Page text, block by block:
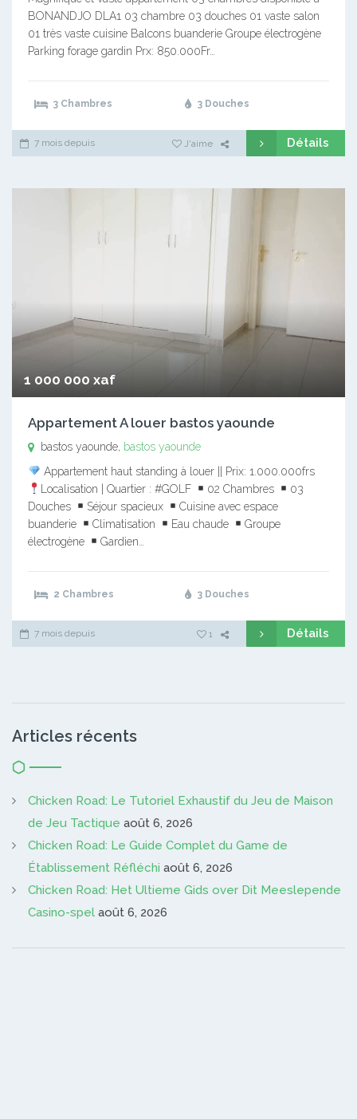
BONANDJO DLA1 03 chambre 03 douches 01 vaste salon
01 très vaste cuisine Balcons buanderie Groupe électrogène
Parking forage gardin Prx: 850.000Fr…
3 Chambres 3 Douches
7 mois depuis J'aime Détails
1 000 000 xaf
Appartement A louer bastos yaounde
bastos yaounde, bastos yaounde
Appartement haut standing à louer || Prix: 1.000.000frs
Localisation | Quartier : #GOLF
02 Chambres
03
Douches
Séjour spacieux
Cuisine avec espace
buanderie
Climatisation Eau chaude
Groupe
électrogène
Gardien…
2 Chambres 3 Douches
7 mois depuis 1 Détails
Articles récents
Chicken Road: Le Tutoriel Exhaustif du Jeu de Maison
de Jeu Tactique août 6, 2026
Chicken Road: Le Guide Complet du Game de
Établissement Réfléchi août 6, 2026
Chicken Road: Het Ultieme Gids over Dit Meeslepende
Casino-spel août 6, 2026